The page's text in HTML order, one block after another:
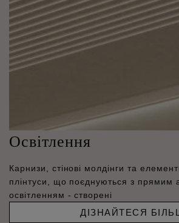
Освітлення
Карнизи, стінові молдінги та
плінтуси, що поєднуються з прямим
освітленням - створені
ДІЗНАЙТЕСЯ